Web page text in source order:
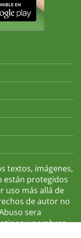
textos, imágenes,
están protegidos
uso más allá de
de autor no
sera
y nombres